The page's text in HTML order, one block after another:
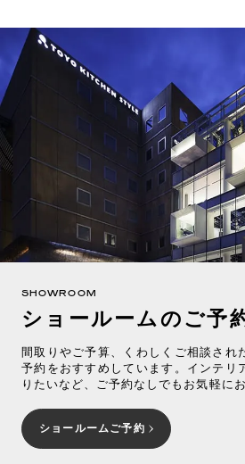
SHOWROOM
ショールームのご予
間取りやご予算、くわしくご相談され
予約をおすすめしています。インテリ
りたいなど、ご予約なしでもお気軽に
ショールームご予約